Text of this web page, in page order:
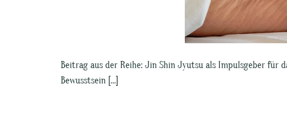
Beitrag aus der Reihe: Jin Shin Jyutsu als Impulsgeber für
Bewusstsein […]